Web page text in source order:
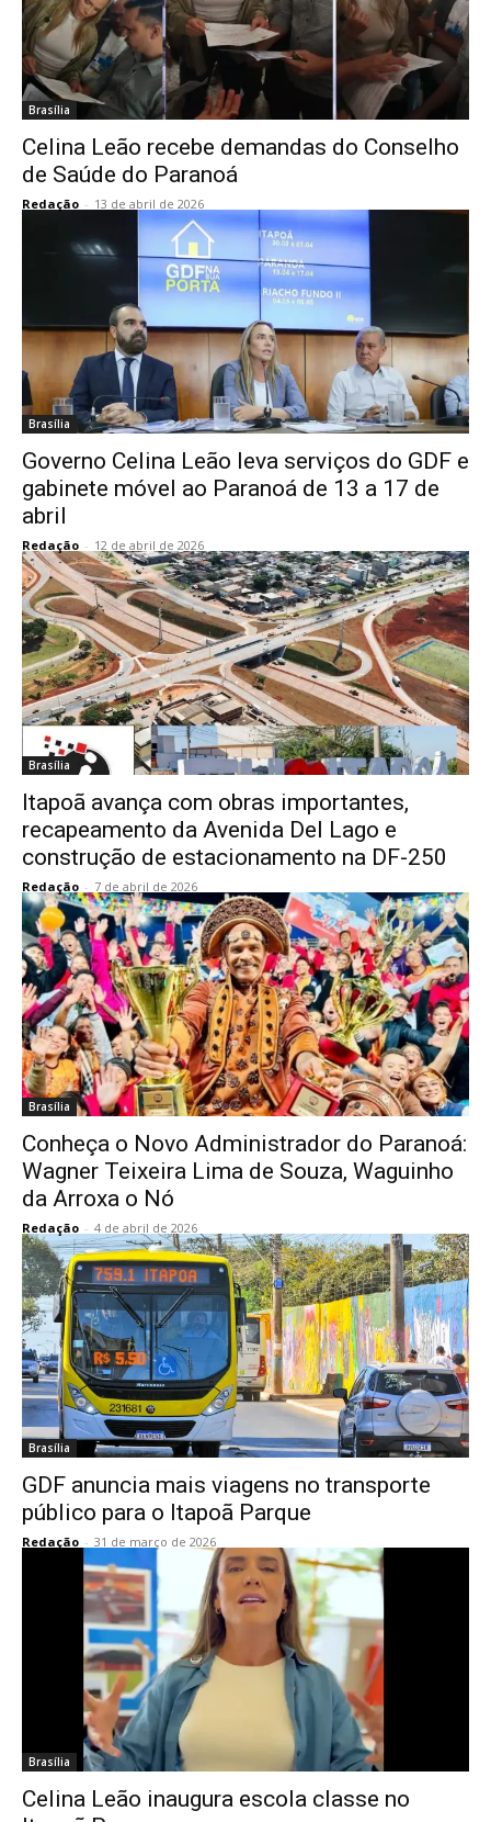
Brasília
Celina Leão recebe demandas do Conselho
de Saúde do Paranoá
Redação - 13 de abril de 2026
Brasília
Governo Celina Leão leva serviços do GDF e
gabinete móvel ao Paranoá de 13 a 17 de
abril
Redação - 12 de abril de 2026
Brasília
Itapoã avança com obras importantes,
recapeamento da Avenida Del Lago e
construção de estacionamento na DF-250
Redação - 7 de abril de 2026
Brasília
Conheça o Novo Administrador do Paranoá:
Wagner Teixeira Lima de Souza, Waguinho
da Arroxa o Nó
Redação - 4 de abril de 2026
Brasília
GDF anuncia mais viagens no transporte
público para o Itapoã Parque
Redação - 31 de março de 2026
Brasília
Celina Leão inaugura escola classe no